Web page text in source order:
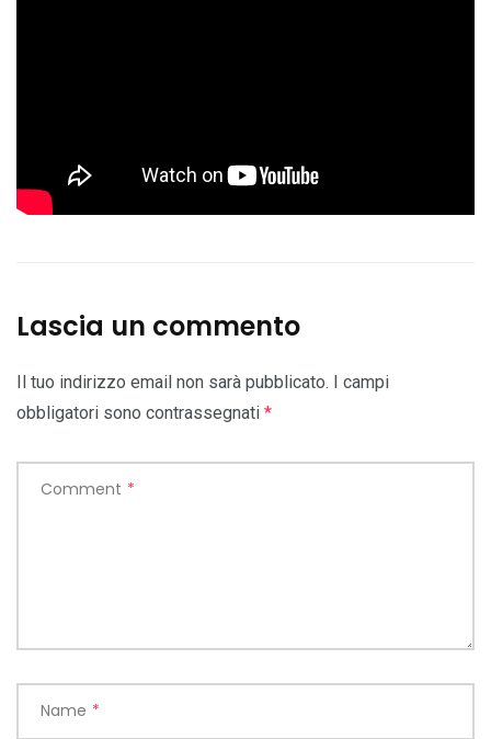
Lascia un commento
Il tuo indirizzo email non sarà pubblicato. I campi
obbligatori sono contrassegnati *
Comment *
Name *